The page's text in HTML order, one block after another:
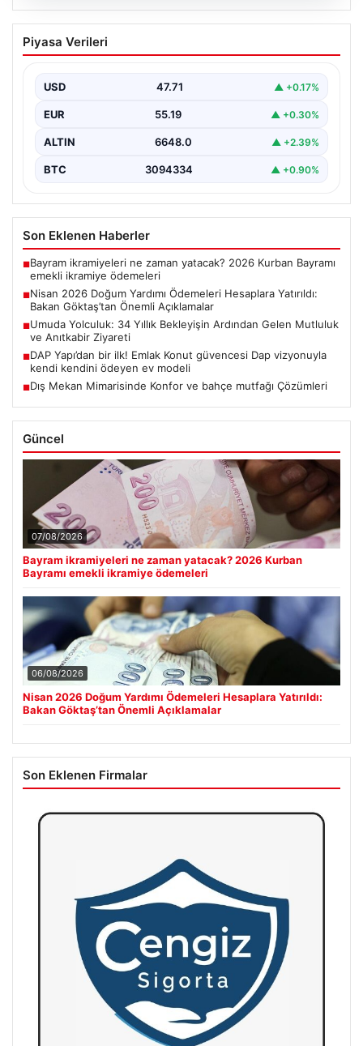
06.08.2026
Nisan 2026 Doğum Yardımı Ödemeleri
Hesaplara Yatırıldı: Bakan Göktaş’tan
Nisan ayı doğum yardımı ödemeleri, ihtiyaç sahibi aileler
Piyasa Verileri
USD 47.71 ▲ +0.17%
EUR 55.19 ▲ +0.30%
ALTIN 6648.0 ▲ +2.39%
BTC 3094334 ▲ +0.90%
Son Eklenen Haberler
■Bayram ikramiyeleri ne zaman yatacak? 2026 Kurban Bayramı
emekli ikramiye ödemeleri
■Nisan 2026 Doğum Yardımı Ödemeleri Hesaplara Yatırıldı:
Bakan Göktaş’tan Önemli Açıklamalar
■Umuda Yolculuk: 34 Yıllık Bekleyişin Ardından Gelen Mutluluk
ve Anıtkabir Ziyareti
■DAP Yapı’dan bir ilk! Emlak Konut güvencesi Dap vizyonuyla
kendi kendini ödeyen ev modeli
■Dış Mekan Mimarisinde Konfor ve bahçe mutfağı Çözümleri
Güncel
07/08/2026
Bayram ikramiyeleri ne zaman yatacak? 2026 Kurban
Bayramı emekli ikramiye ödemeleri
06/08/2026
Nisan 2026 Doğum Yardımı Ödemeleri Hesaplara Yatırıldı:
Bakan Göktaş’tan Önemli Açıklamalar
Son Eklenen Firmalar